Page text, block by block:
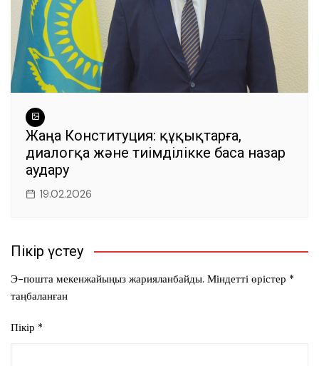
Жаңа Конституция: құқықтарға,
диалогқа және тиімділікке баса назар
аудару
19.02.2026
Пікір үстеу
Э-пошта мекенжайыңыз жарияланбайды. Міндетті өрістер *
таңбаланған
Пікір *